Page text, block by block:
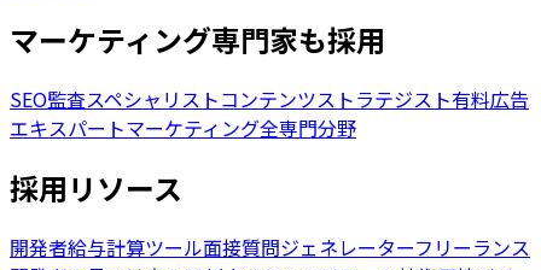
マーケティング専門家も採用
SEO監査スペシャリストコンテンツストラテジスト有料広告
エキスパートマーケティング全専門分野
採用リソース
開発者給与計算ツール面接質問ジェネレーターフリーランス